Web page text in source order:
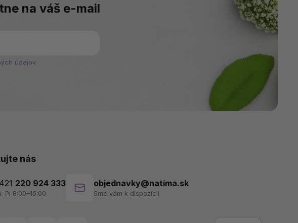
na váš e-mail
údajov
nás
220 924 333
8:00–16:00
objednavky@natima.sk
Sme vám k dispozícii